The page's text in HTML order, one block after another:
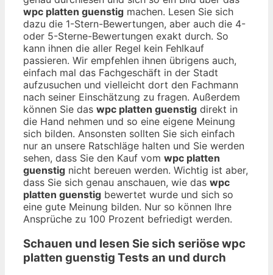
wpc platten guenstig machen. Lesen Sie sich
dazu die 1-Stern-Bewertungen, aber auch die 4-
oder 5-Sterne-Bewertungen exakt durch. So
kann ihnen die aller Regel kein Fehlkauf
passieren. Wir empfehlen ihnen übrigens auch,
einfach mal das Fachgeschäft in der Stadt
aufzusuchen und vielleicht dort den Fachmann
nach seiner Einschätzung zu fragen. Außerdem
können Sie das wpc platten guenstig direkt in
die Hand nehmen und so eine eigene Meinung
sich bilden. Ansonsten sollten Sie sich einfach
nur an unsere Ratschläge halten und Sie werden
sehen, dass Sie den Kauf vom wpc platten
guenstig nicht bereuen werden. Wichtig ist aber,
dass Sie sich genau anschauen, wie das wpc
platten guenstig bewertet wurde und sich so
eine gute Meinung bilden. Nur so können Ihre
Ansprüche zu 100 Prozent befriedigt werden.
Schauen und lesen Sie sich seriösewpc
platten guenstig Tests an und durch